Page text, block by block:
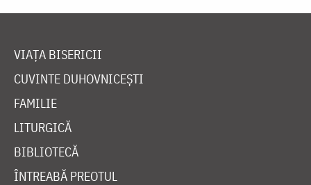
VIAȚA BISERICII
CUVINTE DUHOVNICEȘTI
FAMILIE
LITURGICĂ
BIBLIOTECĂ
ÎNTREABĂ PREOTUL